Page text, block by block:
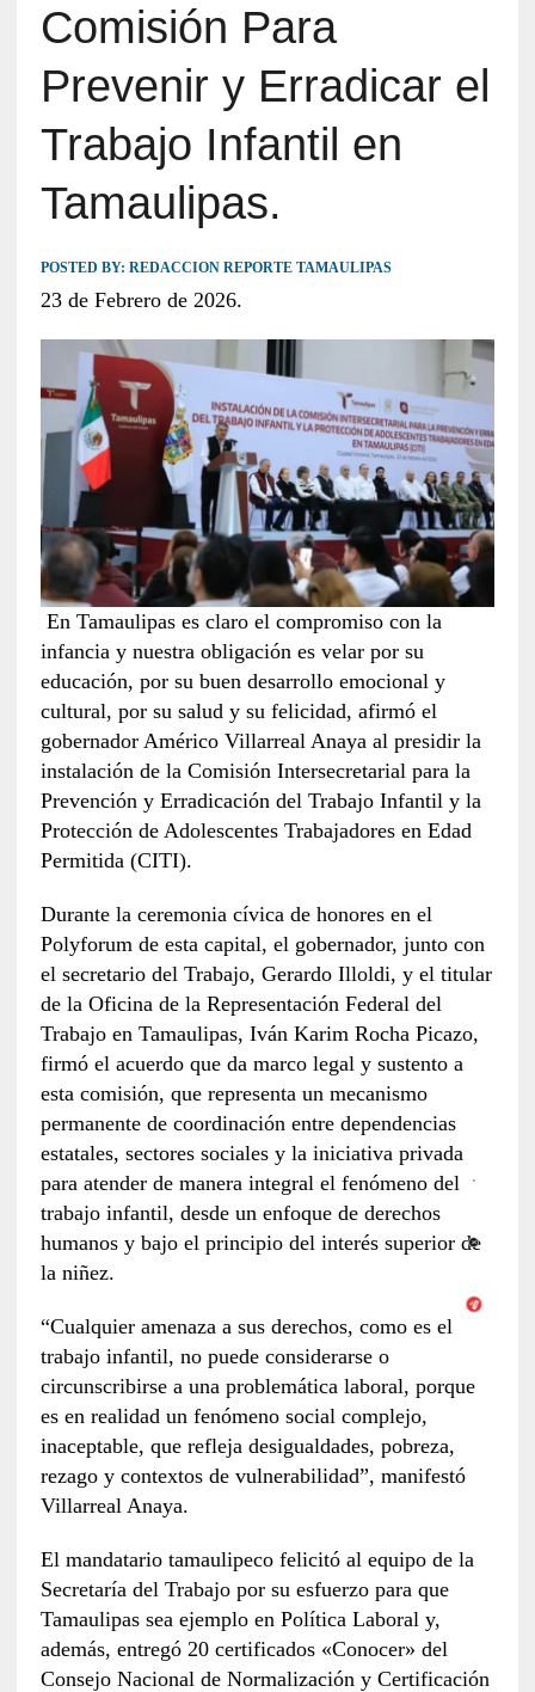
Comisión Para
Prevenir y Erradicar el
Trabajo Infantil en
Tamaulipas.
POSTED BY: REDACCION REPORTE TAMAULIPAS
23 de Febrero de 2026.
En Tamaulipas es claro el compromiso con la
infancia y nuestra obligación es velar por su
educación, por su buen desarrollo emocional y
cultural, por su salud y su felicidad, afirmó el
gobernador Américo Villarreal Anaya al presidir la
instalación de la Comisión Intersecretarial para la
Prevención y Erradicación del Trabajo Infantil y la
Protección de Adolescentes Trabajadores en Edad
Permitida (CITI).
Durante la ceremonia cívica de honores en el
Polyforum de esta capital, el gobernador, junto con
el secretario del Trabajo, Gerardo Illoldi, y el titular
de la Oficina de la Representación Federal del
Trabajo en Tamaulipas, Iván Karim Rocha Picazo,
firmó el acuerdo que da marco legal y sustento a
esta comisión, que representa un mecanismo
permanente de coordinación entre dependencias
estatales, sectores sociales y la iniciativa privada
para atender de manera integral el fenómeno del
trabajo infantil, desde un enfoque de derechos
humanos y bajo el principio del interés superior de
la niñez.
“Cualquier amenaza a sus derechos, como es el
trabajo infantil, no puede considerarse o
circunscribirse a una problemática laboral, porque
es en realidad un fenómeno social complejo,
inaceptable, que refleja desigualdades, pobreza,
rezago y contextos de vulnerabilidad”, manifestó
Villarreal Anaya.
El mandatario tamaulipeco felicitó al equipo de la
Secretaría del Trabajo por su esfuerzo para que
Tamaulipas sea ejemplo en Política Laboral y,
además, entregó 20 certificados «Conocer» del
Consejo Nacional de Normalización y Certificación